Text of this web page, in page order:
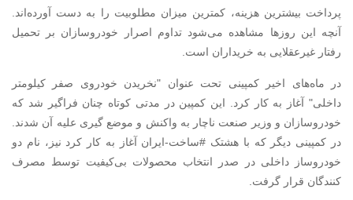
پرداخت بیشترین هزینه، کمترین میزان مطلوبیت را به دست آورده‌اند.
آنچه این روزها مشاهده می‌شود تداوم اصرار خودروسازان بر تحمیل
رفتار غیرعقلایی به خریداران است.
در ماه‌های اخیر کمپینی تحت عنوان "نخریدن خودروی صفر کیلومتر
داخلی" آغاز به کار کرد. این کمپین در مدتی کوتاه چنان فراگیر شد که
خودروسازان و وزیر صنعت ناچار به واکنش و موضع گیری علیه آن شدند.
در کمپینی دیگر که با هشتک #ساخت-ایران آغاز به کار کرد نیز، نام دو
خودروساز داخلی در صدر انتخاب محصولات بی‌کیفیت توسط مصرف
کنندگان قرار گرفت.